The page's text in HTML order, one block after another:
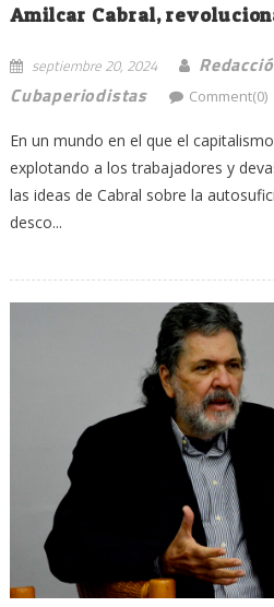
Amilcar Cabral,
septiembre 20, 2024
Cubaperiodistas
Comment(0)
En un mundo en el que el
explotando a los trabajadores y
las ideas de Cabral sobre la
desco...